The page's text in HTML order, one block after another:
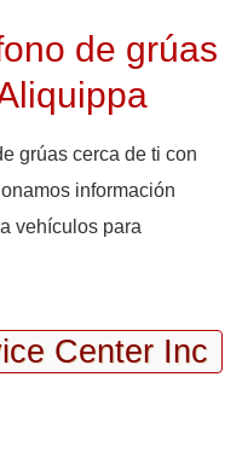
de grúas
grúas cerca de ti con
información
vehículos para
Center Inc